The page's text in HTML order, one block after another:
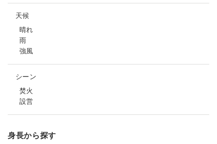
天候
晴れ
雨
強風
シーン
焚火
設営
身長から探す